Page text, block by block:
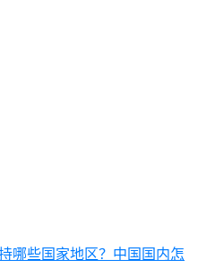
哪些国家地区？中国国内怎